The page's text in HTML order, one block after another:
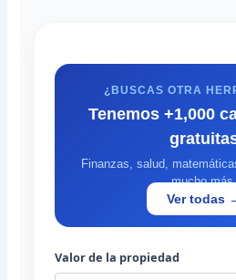
¿BUSCAS OTRA
Tenemos +1,000
Finanzas, salud,
mucho más.
Ver todas
Valor de la propiedad